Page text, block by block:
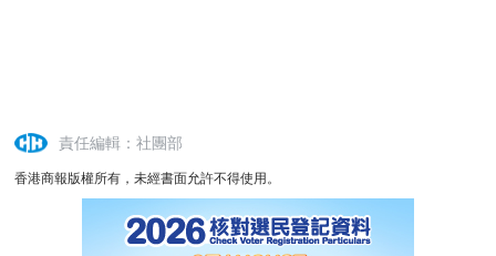
責任編輯：社團部
香港商報版權所有，未經書面允許不得使用。